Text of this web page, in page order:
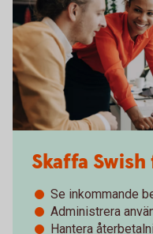
Skaffa
Se inkommande
Administrera
Hantera